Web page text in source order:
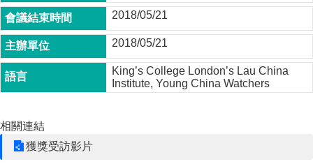
職
專
班
學
術
國
家
2018/05/21
2018/05/21
King’s College London’s Lau China
Institute, Young China Watchers
相關連結
獲獎受訪影片